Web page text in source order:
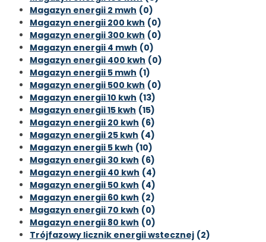
Magazyn energii 2 mwh (0)
Magazyn energii 200 kwh (0)
Magazyn energii 300 kwh (0)
Magazyn energii 4 mwh (0)
Magazyn energii 400 kwh (0)
Magazyn energii 5 mwh (1)
Magazyn energii 500 kwh (0)
Magazyn energii 10 kwh (13)
Magazyn energii 15 kwh (15)
Magazyn energii 20 kwh (6)
Magazyn energii 25 kwh (4)
Magazyn energii 5 kwh (10)
Magazyn energii 30 kwh (6)
Magazyn energii 40 kwh (4)
Magazyn energii 50 kwh (4)
Magazyn energii 60 kwh (2)
Magazyn energii 70 kwh (0)
Magazyn energii 80 kwh (0)
Trójfazowy licznik energii wstecznej (2)